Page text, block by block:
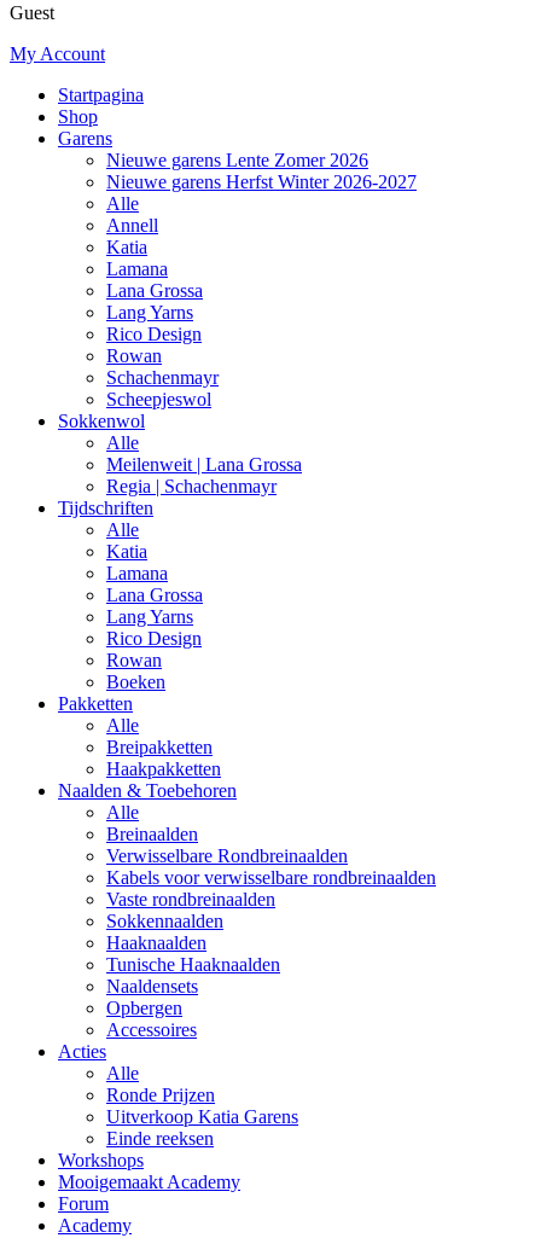
Guest
My Account
Startpagina
Shop
Garens
Nieuwe garens Lente Zomer 2026
Nieuwe garens Herfst Winter 2026-2027
Alle
Annell
Katia
Lamana
Lana Grossa
Lang Yarns
Rico Design
Rowan
Schachenmayr
Scheepjeswol
Sokkenwol
Alle
Meilenweit | Lana Grossa
Regia | Schachenmayr
Tijdschriften
Alle
Katia
Lamana
Lana Grossa
Lang Yarns
Rico Design
Rowan
Boeken
Pakketten
Alle
Breipakketten
Haakpakketten
Naalden & Toebehoren
Alle
Breinaalden
Verwisselbare Rondbreinaalden
Kabels voor verwisselbare rondbreinaalden
Vaste rondbreinaalden
Sokkennaalden
Haaknaalden
Tunische Haaknaalden
Naaldensets
Opbergen
Accessoires
Acties
Alle
Ronde Prijzen
Uitverkoop Katia Garens
Einde reeksen
Workshops
Mooigemaakt Academy
Forum
Academy